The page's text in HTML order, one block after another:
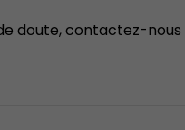
doute, contactez-